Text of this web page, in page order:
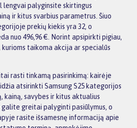
palyginsite skirtingus
ir kitus svarbius parametrus. Šiuo
prekių kiekis yra 32, o
nuo 496,96 €. Norint apsipirkti pigiau,
taikoma akcija ar specialūs
rasti tinkamą pasirinkimą: kairėje
atsirinkti Samsung S25 kategorijos
kainą, savybes ir kitus aktualius
galite greitai palyginti pasiūlymus, o
rasite išsamesnę informaciją apie